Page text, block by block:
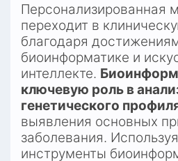
Персонализированная
переходит в
благодаря
биоинформатике и
интеллекте.
ключевую роль в
генетического
выявления основных
заболевания.
инструменты